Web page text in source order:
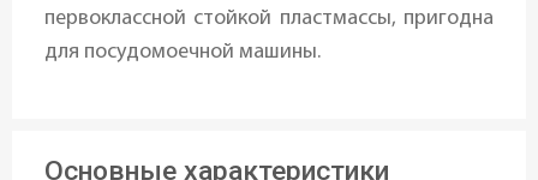
первоклассной стойкой пластмассы, пригодна
для посудомоечной машины.
Основные характеристики